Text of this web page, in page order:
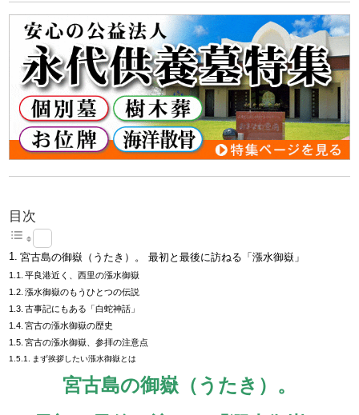
目次
宮古島の御嶽（うたき）。 最初と最後に訪ねる「漲水御嶽」
平良港近く、西里の漲水御嶽
漲水御嶽のもうひとつの伝説
古事記にもある「白蛇神話」
宮古の漲水御嶽の歴史
宮古の漲水御嶽、参拝の注意点
まず挨拶したい漲水御嶽とは
宮古島の御嶽（うたき）。